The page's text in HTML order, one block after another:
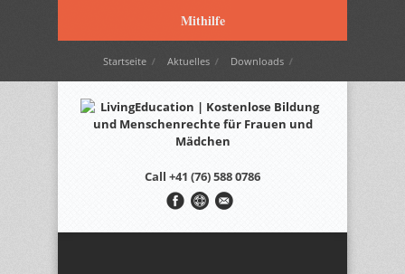
Mithilfe
Startseite Aktuelles Downloads
Wir werden unterstützt durch… Kontakt Italiano
Français English
Call +41 (76) 588 0786